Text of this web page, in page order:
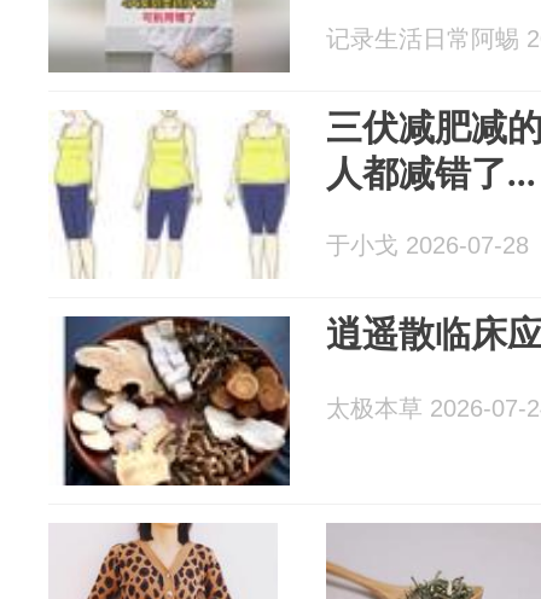
记录生活日常阿蜴
三伏减肥减
人都减错了...
于小戈 2026-07-28
逍遥散临床
太极本草 2026-07-